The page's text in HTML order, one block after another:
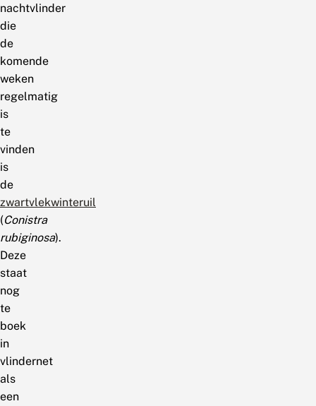
nachtvlinder
die
de
komende
weken
regelmatig
is
te
vinden
is
de
zwartvlekwinteruil
(Conistra
rubiginosa).
Deze
staat
nog
te
boek
in
vlindernet
als
een